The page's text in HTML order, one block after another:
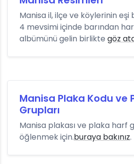
Manisa il, ilçe ve köylerinin
4 mevsimi içinde barından
albümünü gelin birlikte göz
Manisa Plaka Kodu ve
Grupları
Manisa plakası ve plaka harf
öğlenmek için.buraya bakınız.